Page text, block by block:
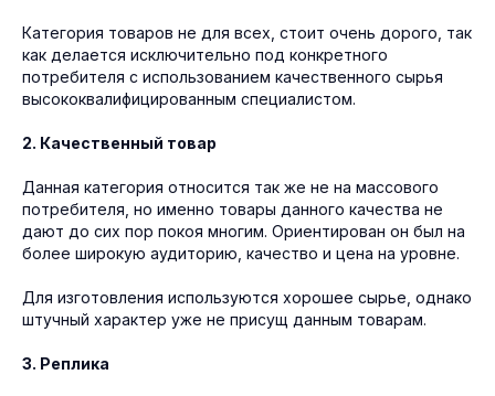
Категория товаров не для всех, стоит очень дорого, так
как делается исключительно под конкретного
потребителя с использованием качественного сырья
высококвалифицированным специалистом.
2. Качественный товар
Данная категория относится так же не на массового
потребителя, но именно товары данного качества не
дают до сих пор покоя многим. Ориентирован он был на
более широкую аудиторию, качество и цена на уровне.
Для изготовления используются хорошее сырье, однако
штучный характер уже не присущ данным товарам.
3. Реплика